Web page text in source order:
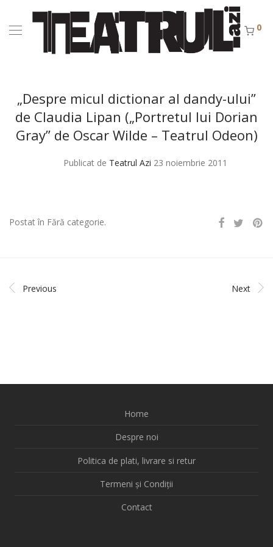
0
„Despre micul dictionar al dandy-ului”
de Claudia Lipan („Portretul lui Dorian
Gray” de Oscar Wilde – Teatrul Odeon)
Publicat de Teatrul Azi 23 noiembrie 2011
Postat în Fără categorie.
Previous Next
Home
Despre noi
Politica de plati, livrare si retur
Termeni și Condiții
Contact